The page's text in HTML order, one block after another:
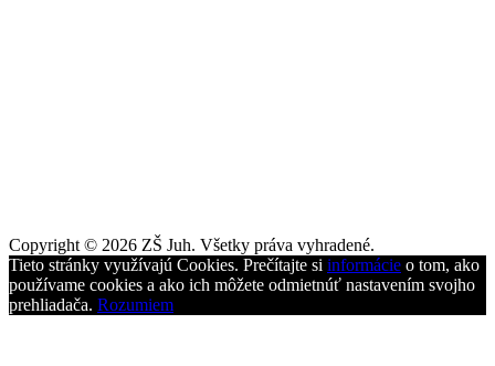
Copyright © 2026 ZŠ Juh. Všetky práva vyhradené.
Tieto stránky využívajú Cookies. Prečítajte si informácie o tom, ako
používame cookies a ako ich môžete odmietnúť nastavením svojho
prehliadača. Rozumiem